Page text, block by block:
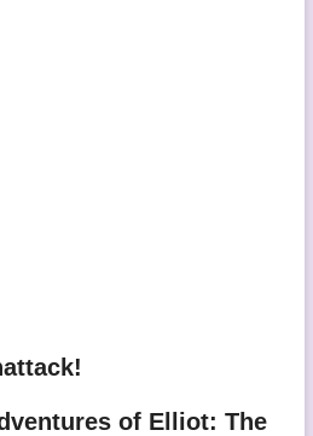
of Elliot: The